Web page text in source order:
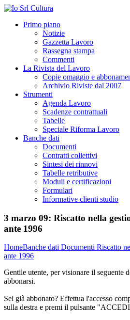
Primo piano
Notizie
Gazzetta Lavoro
Rassegna stampa
Commenti
La Rivista del Lavoro
Copie omaggio e
Archivio Riviste dal 2007
Strumenti
Agenda Lavoro
Scadenze contrattuali
Tabelle
Speciale Riforma Lavoro
Banche dati
Documenti
Contratti collettivi
Sintesi dei rinnovi
Tabelle retributive
Moduli e certificazioni
Formulari
Informative clienti studio
3 marzo 09: Riscatto nella
ante 1996
HomeBanche dati Documenti Riscatto
ante 1996
Gentile utente, per visionare il seguente
abbonarsi.
Sei già abbonato? Effettua l'accesso
sulla destra e premi il pulsante